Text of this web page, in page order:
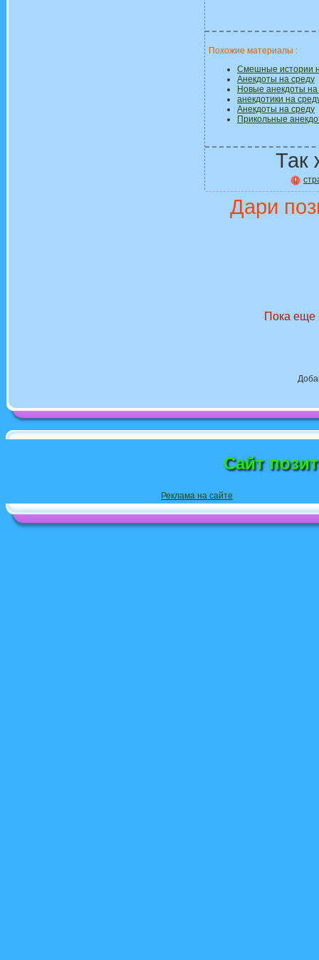
Похожие материалы :
Смешные истории
Анекдоты на среду
Новые анекдоты на
анекдотики на
Анекдоты на среду
Прикольные
Так
Дари
Пока еще
Сайт
Реклама на сайте